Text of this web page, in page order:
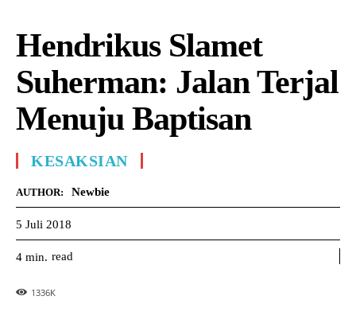
Hendrikus Slamet
Suherman: Jalan Terjal
Menuju Baptisan
KESAKSIAN
AUTHOR: Newbie
5 Juli 2018
4 min. read
1336K